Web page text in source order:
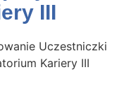
III
Uczestniczki
Kariery III